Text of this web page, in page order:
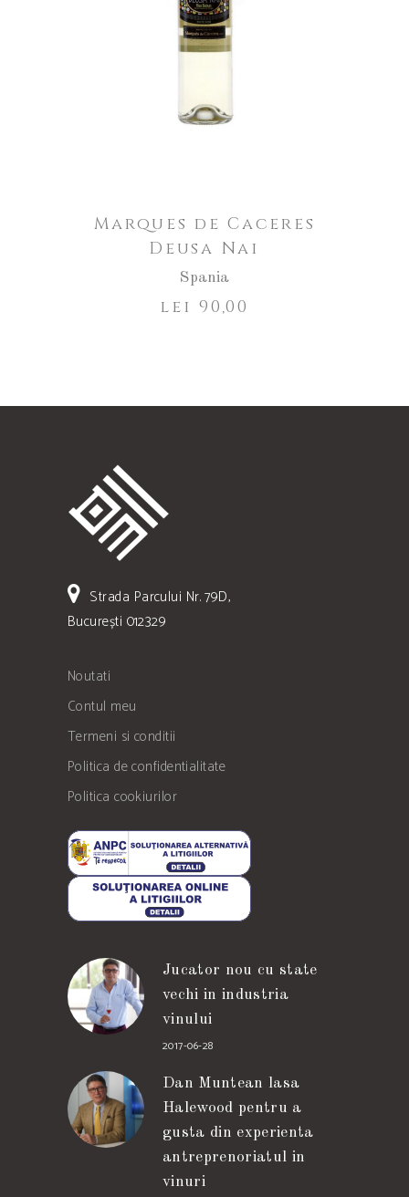
Marques de Caceres
Deusa Nai
Spania
lei 90,00
Strada Parcului Nr. 79D,
București 012329
Noutati
Contul meu
Termeni si conditii
Politica de confidentialitate
Politica cookiurilor
Jucator nou cu state
vechi in industria
vinului
2017-06-28
Dan Muntean lasa
Halewood pentru a
gusta din experienta
antreprenoriatul in
vinuri